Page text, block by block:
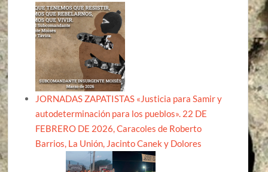
JORNADAS ZAPATISTAS «Justicia para Samir y
autodeterminación para los pueblos». 22 DE
FEBRERO DE 2026, Caracoles de Roberto
Barrios, La Unión, Jacinto Canek y Dolores